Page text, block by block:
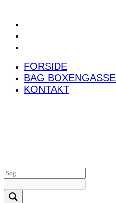
FORSIDE
BAG BOXENGASSE
KONTAKT